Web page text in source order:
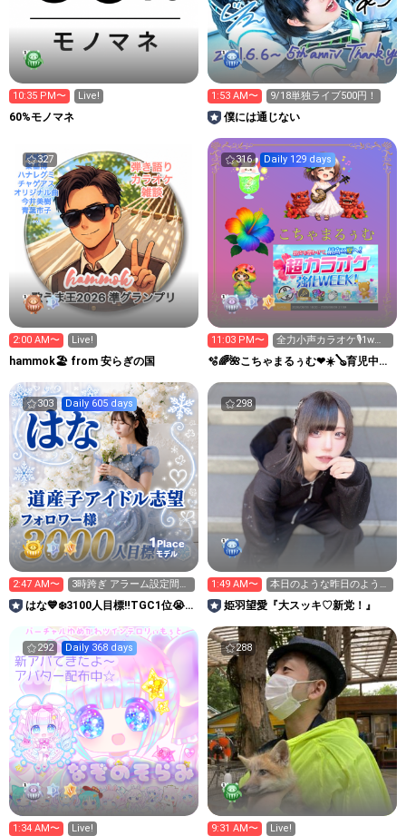
10:35 PM〜 Live!
60%モノマネ
1:53 AM〜 9/18単独ライブ500円！
僕には通じない
327
2:00 AM〜 Live!
hammok🏖️ from 安らぎの国
316 Daily 129 days
11:03 PM〜
全力小声カラオケ🎙️1wで
333曲目標🎶✨️
🫧🌈🌺こちゃまるぅむ❤☀️🪕育児中️🪄
303 Daily 605 days
1Place
モデル
2:47 AM〜
3時跨ぎ アラーム設定間違
えた(ﾉ≧ڡ≦)
はな💙❄️3100人目標‼️TGC1位😭
298
1:49 AM〜
本日のような昨日のよう
な。万バズ女だよ
姫羽望愛『大スッキ♡新党！』
292 Daily 368 days
1:34 AM〜 Live!
288
9:31 AM〜 Live!